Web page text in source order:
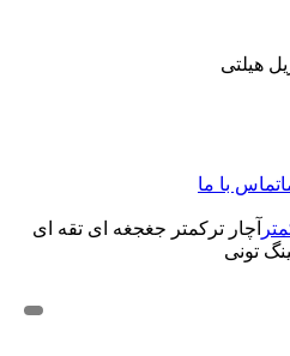
هیلتی
تماس با ما
آچار ترکمتر جغجغه ای تقه ای